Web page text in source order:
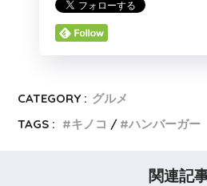
CATEGORY : グルメ
TAGS :
キノコ ハンバーガー
関連記